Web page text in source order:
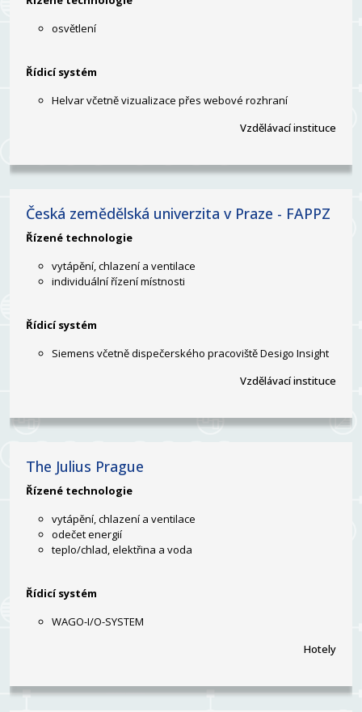
osvětlení
Řídicí systém
Helvar včetně vizualizace přes webové rozhraní
Vzdělávací instituce
Česká zemědělská univerzita v Praze - FAPPZ
Řízené technologie
vytápění, chlazení a ventilace
individuální řízení místnosti
Řídicí systém
Siemens včetně dispečerského pracoviště Desigo Insight
Vzdělávací instituce
The Julius Prague
Řízené technologie
vytápění, chlazení a ventilace
odečet energií
teplo/chlad, elektřina a voda
Řídicí systém
WAGO-I/O-SYSTEM
Hotely